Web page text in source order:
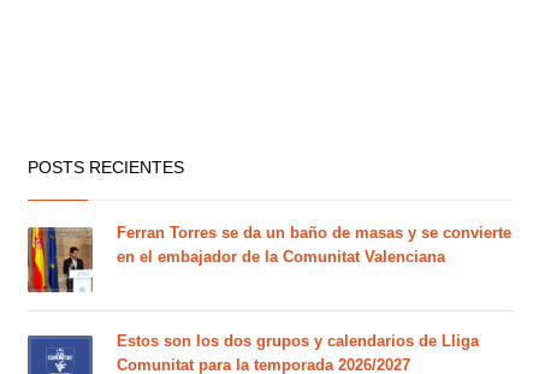
POSTS RECIENTES
Ferran Torres se da un baño de masas y se convierte
en el embajador de la Comunitat Valenciana
Estos son los dos grupos y calendarios de Lliga
Comunitat para la temporada 2026/2027